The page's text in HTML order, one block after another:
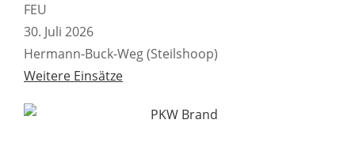
FEU
30. Juli 2026
Hermann-Buck-Weg (Steilshoop)
Weitere Einsätze